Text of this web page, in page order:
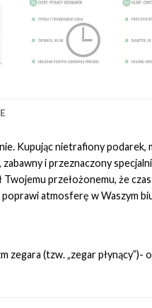
Kupując nietrafiony
i przeznaczony
przełożonemu, że
atmosferę w Waszym
zegara (tzw. „zegar